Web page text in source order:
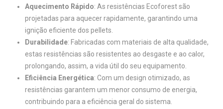
Aquecimento Rápido: As resistências Ecoforest são
projetadas para aquecer rapidamente, garantindo uma
ignição eficiente dos pellets.
Durabilidade: Fabricadas com materiais de alta qualidade,
estas resistências são resistentes ao desgaste e ao calor,
prolongando, assim, a vida útil do seu equipamento.
Eficiência Energética: Com um design otimizado, as
resistências garantem um menor consumo de energia,
contribuindo para a eficiência geral do sistema.